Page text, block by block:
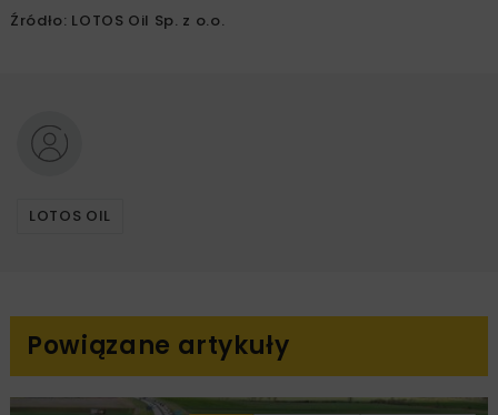
Źródło: LOTOS Oil Sp. z o.o.
LOTOS OIL
Powiązane artykuły